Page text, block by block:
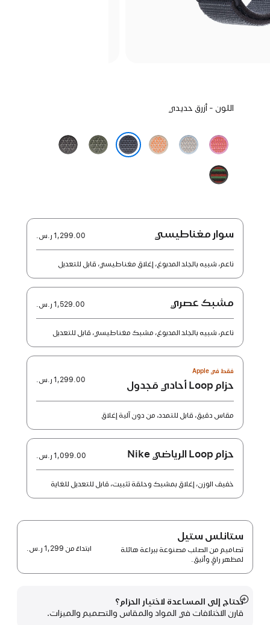
اختر
اللون - أزرق حديدي
وردي
الجوافة
أزرق
ضبابي
شمّامي
أخضر
الغابات
رمادي
غامق
الوحدة
الإفريقية
الوحدة
سوار مغناطيسي 1,299.00 ر.س.‏
ناعم، شبيه بالجلد المدبوغ، إغلاق مغناطيسي، قابل للتعديل
مشبك عصري 1,529.00 ر.س.‏
ناعم، شبيه بالجلد المدبوغ، مشبك مغناطيسي، قابل للتعديل
فقط في Apple
حزام Loop أحادي مَجدول 1,299.00 ر.س.‏
مقاس دقيق، قابل للتمدد، من دون آلية إغلاق
حزام Loop الرياضي Nike 1,099.00 ر.س.‏
خفيف الوزن، إغلاق بمشبك وحلقة تثبيت، قابل للتعديل للغاية
ستانلس ستيل
تصاميم من الصلب مصنوعة ببراعة هائلة
لمظهر راقٍ وأنيق.
ابتداءً من 1,299 ر.س.‏
تحتاج إلى المساعدة لاختيار الحزام؟
قارن الاختلافات في المواد والمقاس والتصميم والميزات.
عرض
المزيد